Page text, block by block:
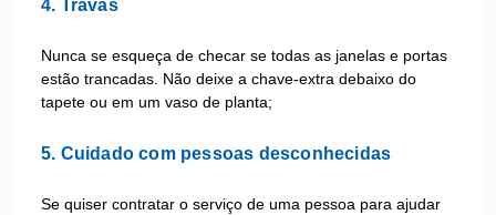
4. Travas
Nunca se esqueça de checar se todas as janelas e portas
estão trancadas. Não deixe a chave-extra debaixo do
tapete ou em um vaso de planta;
5. Cuidado com pessoas desconhecidas
Se quiser contratar o serviço de uma pessoa para ajudar